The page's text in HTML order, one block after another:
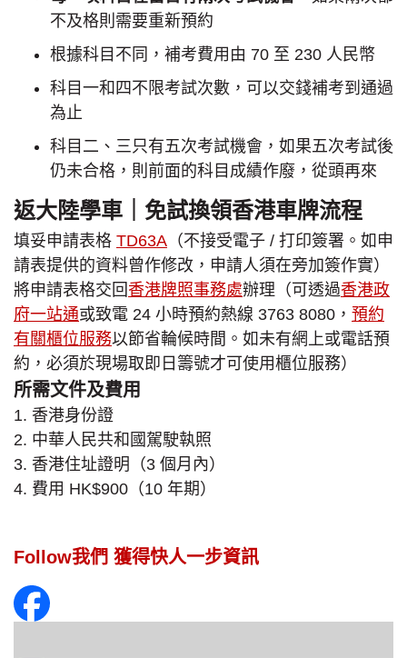
不及格則需要重新預約
根據科目不同，補考費用由 70 至 230 人民幣
科目一和四不限考試次數，可以交錢補考到通過
為止
科目二、三只有五次考試機會，如果五次考試後
仍未合格，則前面的科目成績作廢，從頭再來
返大陸學車｜免試換領香港車牌流程
填妥申請表格 TD63A （不接受電子 / 打印簽署。如申
請表提供的資料曾作修改，申請人須在旁加簽作實）
將申請表格交回 香港牌照事務處辦理（可透過香港政
府一站通或致電 24 小時預約熱線 3763 8080， 預約
有關櫃位服務以節省輪候時間。如未有網上或電話預
約，必須於現場取即日籌號才可使用櫃位服務）
所需文件及費用
1. 香港身份證
2. 中華人民共和國駕駛執照
3. 香港住址證明（3 個月內）
4. 費用 HK$900（10 年期）
Follow我們 獲得快人一步資訊